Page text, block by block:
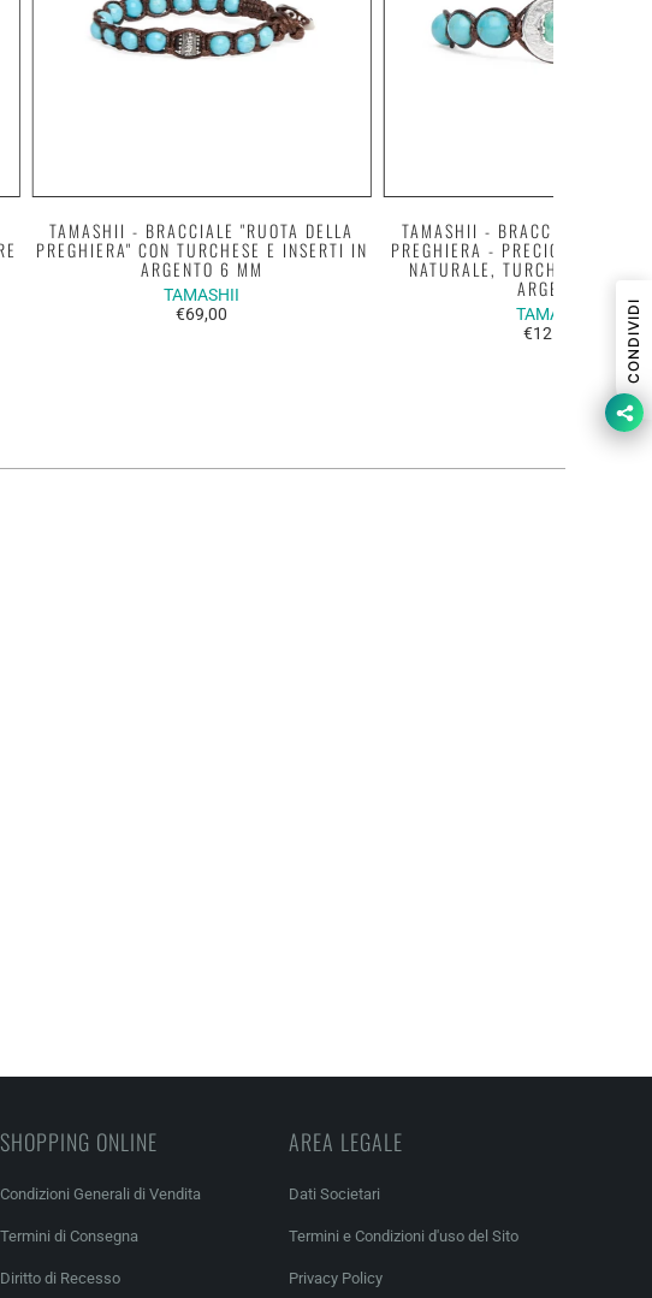
TAMASHII - BRACCIALE "RUOTA DELLA
PREGHIERA" CON TURCHESE E INSERTI IN
ARGENTO 6 MM
TAMASHII
€69,00
TAMASHII - BRACCIALE
PREGHIERA - PRECIOUS" CON
NATURALE, TURCHESE E
ARGENTO
TAMASHII
€125,00
SHOPPING ONLINE
Condizioni Generali di Vendita
Termini di Consegna
Diritto di Recesso
AREA LEGALE
Dati Societari
Termini e Condizioni d'uso del Sito
Privacy Policy
CONDIVIDI